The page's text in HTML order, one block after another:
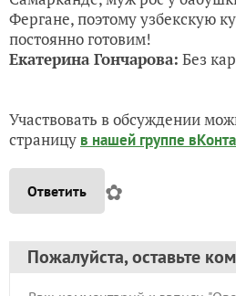
Фергане, поэтому узбекскую
постоянно готовим!
Екатерина Гончарова: Без
Участвовать в обсуждении
страницу в нашей группе
Ответить ✿
Пожалуйста, оставьте